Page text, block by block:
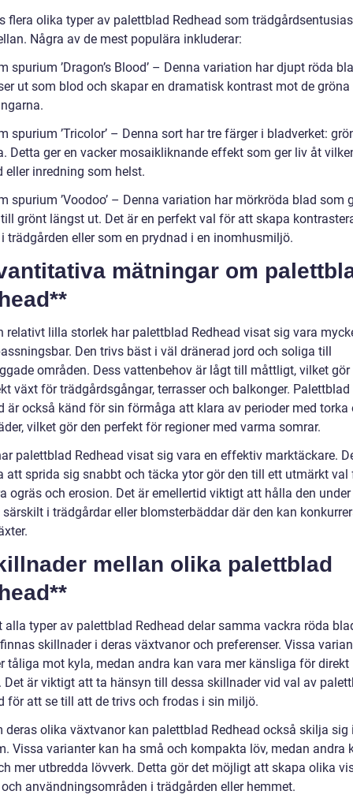
flera olika typer av palettblad Redhead som
Några av de mest populära inkluderar:
spurium ’Dragon’s Blood’ – Denna variation har djupt röda
ut som blod och skapar en dramatisk kontrast mot de gröna
spurium ’Tricolor’ – Denna sort har tre färger i bladverket:
Detta ger en vacker mosaikliknande effekt som ger liv åt
eller inredning som helst.
spurium ’Voodoo’ – Denna variation har mörkröda blad som
grönt längst ut. Det är en perfekt val för att skapa
trädgården eller som en prydnad i en inomhusmiljö.
mätningar om
relativt lilla storlek har palettblad Redhead visat sig vara
Den trivs bäst i väl dränerad jord och soliga till
områden. Dess vattenbehov är lågt till måttligt, vilket
växt för trädgårdsgångar, terrasser och balkonger. Palettblad
är också känd för sin förmåga att klara av perioder med torka
vilket gör den perfekt för regioner med varma somrar.
palettblad Redhead visat sig vara en effektiv marktäckare.
att sprida sig snabbt och täcka ytor gör den till ett utmärkt val
ogräs och erosion. Det är emellertid viktigt att hålla den under
i trädgårdar eller blomsterbäddar där den kan
mellan olika palettblad
alla typer av palettblad Redhead delar samma vackra röda
skillnader i deras växtvanor och preferenser. Vissa
tåliga mot kyla, medan andra kan vara mer känsliga för direkt
Det är viktigt att ta hänsyn till dessa skillnader vid val av
för att se till att de trivs och frodas i sin miljö.
deras olika växtvanor kan palettblad Redhead också skilja sig
Vissa varianter kan ha små och kompakta löv, medan andra
mer utbredda lövverk. Detta gör det möjligt att skapa olika
användningsområden i trädgården eller hemmet.